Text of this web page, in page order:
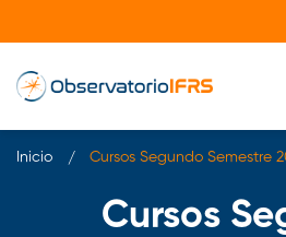
Cursos
Inicio Cursos Segundo Semestre